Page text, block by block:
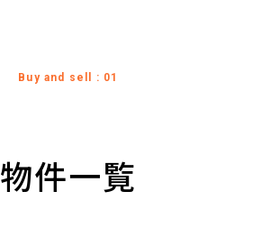
Buy and sell : 01
物件一覧